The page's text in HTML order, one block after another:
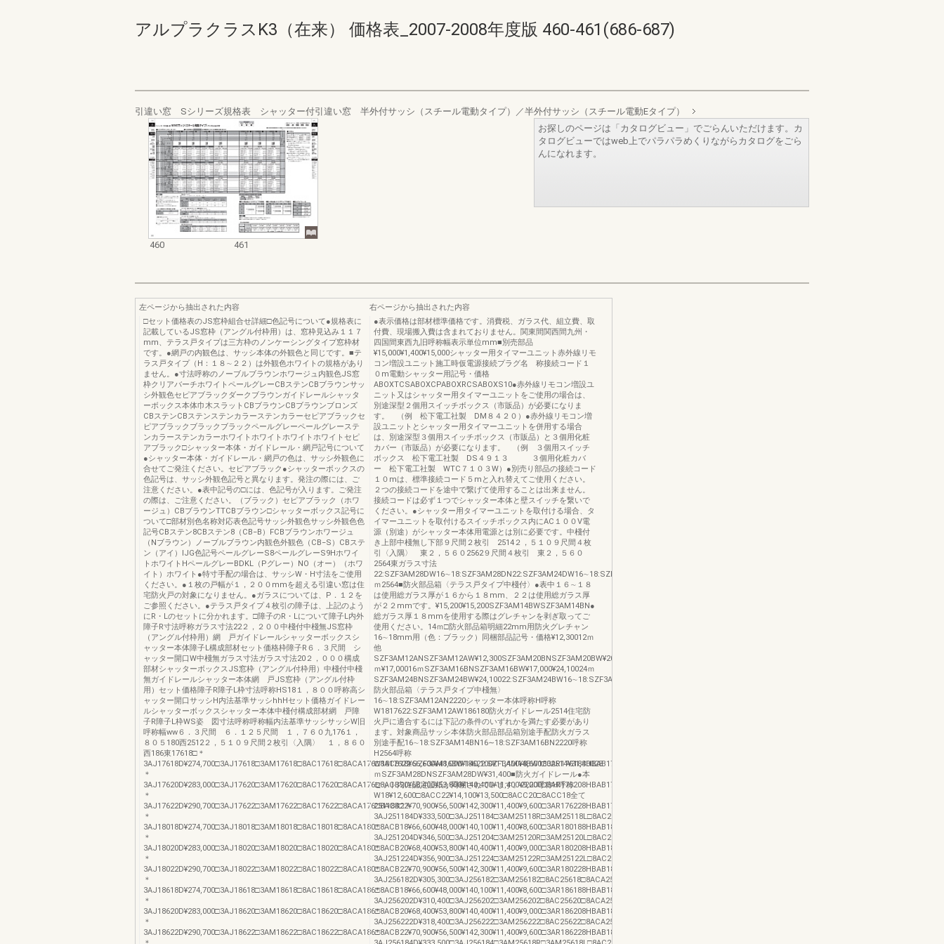
アルプラクラスK3（在来） 価格表_2007-2008年度版 460-461(686-687)
引違い窓 Sシリーズ規格表 シャッター付引違い窓 半外付サッシ（スチール電動タイプ）／半外付サッシ（スチール電動Eタイプ）
460 461
お探しのページは「カタログビュー」でごらんいただけます。カ
タログビューではweb上でパラパラめくりながらカタログをごら
んになれます。
左ページから抽出された内容
□セット価格表のJS窓枠組合せ詳細□色記号について●規格表に
記載しているJS窓枠（アングル付枠用）は、窓枠見込み１１７
mm、テラス戸タイプは三方枠のノンケーシングタイプ窓枠材
です。●網戸の内観色は、サッシ本体の外観色と同じです。■テ
ラス戸タイプ（H：１８∼２２）は外観色ホワイトの規格があり
ません。●寸法呼称のノーブルブラウンホワージュ内観色JS窓
枠クリアバーチホワイトペールグレーCBステンCBブラウンサッ
シ外観色セピアブラックダークブラウンガイドレールシャッタ
ーボックス本体巾木スラットCBブラウンCBブラウンブロンズ
CBステンCBステンステンカラーステンカラーセピアブラックセ
ピアブラックブラックブラックペールグレーペールグレーステ
ンカラーステンカラーホワイトホワイトホワイトホワイトセピ
アブラック□シャッター本体・ガイドレール・網戸記号について
●シャッター本体・ガイドレール・網戸の色は、サッシ外観色に
合せてご発注ください。セピアブラック●シャッターボックスの
色記号は、サッシ外観色記号と異なります。発注の際には、ご
注意ください。●表中記号の□には、色記号が入ります。ご発注
の際は、ご注意ください。（ブラック）セピアブラック（ホワ
ージュ）CBブラウンTTCBブラウン□シャッターボックス記号に
ついて□部材別色名称対応表色記号サッシ外観色サッシ外観色色
記号CBステン8CBステン8（CB−B）FCBブラウンホワージュ
（Nブラウン）ノーブルブラウン内観色外観色（CB−S）CBステ
ン（アイ）IJG色記号ペールグレーS8ペールグレーS9Hホワイ
トホワイトHペールグレーBDKL（Pグレー）NO（オー）（ホワ
イト）ホワイト●特寸手配の場合は、サッシW・H寸法をご使用
ください。●１枚の戸幅が１，２００mmを超える引違い窓は住
宅防火戸の対象になりません。●ガラスについては、P．１２を
ご参照ください。●テラス戸タイプ４枚引の障子は、上記のよう
にR・Lのセットに分かれます。□障子のR・Lについて障子L内外
障子R寸法呼称ガラス寸法22２，２００中棧付中棧無JS窓枠
（アングル付枠用）網 戸ガイドレールシャッターボックスシ
ャッター本体障子L構成部材セット価格枠障子R６．３尺間 シ
ャッター開口W中棧無ガラス寸法ガラス寸法20２，０００構成
部材シャッターボックスJS窓枠（アングル付枠用）中棧付中棧
無ガイドレールシャッター本体網 戸JS窓枠（アングル付枠
用）セット価格障子R障子L枠寸法呼称HS18１，８００呼称高シ
ャッター開口サッシH内法基準サッシhhHセット価格ガイドレー
ルシャッターボックスシャッター本体中棧付構成部材網 戸障
子R障子L枠WS姿 図寸法呼称呼称幅内法基準サッシサッシW旧
呼称幅ww６．３尺間 ６．１２５尺間 １，７６０九176１，
８０５180西2512２，５１０９尺間２枚引〈入隅〉 １，８６０
西186東17618□＊
3AJ17618D¥274,700□3AJ17618□3AM17618□8AC17618□8ACA176□8ACB18¥66,600¥48,000¥140,100¥11,400¥8,600□3AR176188HBAB17618¥13,300¥16,30017620□
＊
3AJ17620D¥283,000□3AJ17620□3AM17620□8AC17620□8ACA176□8ACB20¥68,400¥53,800¥140,400¥11,400¥9,000□3AR176208HBAB17620¥14,400¥17,70017622□
＊
3AJ17622D¥290,700□3AJ17622□3AM17622□8AC17622□8ACA176□8ACB22¥70,900¥56,500¥142,300¥11,400¥9,600□3AR176228HBAB17622¥16,000¥24,10018018□
＊
3AJ18018D¥274,700□3AJ18018□3AM18018□8AC18018□8ACA180□8ACB18¥66,600¥48,000¥140,100¥11,400¥8,600□3AR180188HBAB18018¥13,300¥16,30018020□
＊
3AJ18020D¥283,000□3AJ18020□3AM18020□8AC18020□8ACA180□8ACB20¥68,400¥53,800¥140,400¥11,400¥9,000□3AR180208HBAB18020¥14,400¥17,70018022□
＊
3AJ18022D¥290,700□3AJ18022□3AM18022□8AC18022□8ACA180□8ACB22¥70,900¥56,500¥142,300¥11,400¥9,600□3AR180228HBAB18022¥16,000¥24,10018618□
＊
3AJ18618D¥274,700□3AJ18618□3AM18618□8AC18618□8ACA186□8ACB18¥66,600¥48,000¥140,100¥11,400¥8,600□3AR186188HBAB18618¥13,300¥16,30018620□
＊
3AJ18620D¥283,000□3AJ18620□3AM18620□8AC18620□8ACA186□8ACB20¥68,400¥53,800¥140,400¥11,400¥9,000□3AR186208HBAB18620¥14,400¥17,70018622□
＊
3AJ18622D¥290,700□3AJ18622□3AM18622□8AC18622□8ACA186□8ACB22¥70,900¥56,500¥142,300¥11,400¥9,600□3AR186228HBAB18622¥16,000¥24,100251182□
右ページから抽出された内容
●表示価格は部材標準価格です。消費税、ガラス代、組立費、取
付費、現場搬入費は含まれておりません。関東間関西間九州・
四国間東西九旧呼称幅表示単位mm■別売部品
¥15,000¥1,400¥15,000シャッター用タイマーユニット赤外線リモ
コン増設ユニット施工時仮電源接続プラグ名 称接続コード１
０m電動シャッター用記号・価格
ABOXTCSABOXCPABOXRCSABOXS10●赤外線リモコン増設ユ
ニット又はシャッター用タイマーユニットをご使用の場合は、
別途深型２個用スイッチボックス（市販品）が必要になりま
す。 （例 松下電工社製 DM８４２０）●赤外線リモコン増
設ユニットとシャッター用タイマーユニットを併用する場合
は、別途深型３個用スイッチボックス（市販品）と３個用化粧
カバー（市販品）が必要になります。 （例 ３個用スイッチ
ボックス 松下電工社製 DS４９１３ ３個用化粧カバ
ー 松下電工社製 WTC７１０３W）●別売り部品の接続コード
１０mは、標準接続コード５mと入れ替えてご使用ください。
２つの接続コードを途中で繋げて使用することは出来ません。
接続コードは必ず１つでシャッター本体と壁スイッチを繋いで
ください。●シャッター用タイマーユニットを取付ける場合、タ
イマーユニットを取付けるスイッチボックス内にAC１００V電
源（別途）がシャッター本体用電源とは別に必要です。中棧付
き上部中棧無し下部９尺間２枚引 2514２，５１０９尺間４枚
引〈入隅〉 東２，５６０2562９尺間４枚引 東２，５６０
2564東ガラス寸法
22:SZF3AM28DW16∼18:SZF3AM28DN22:SZF3AM24DW16∼18:SZF3AM24DN¥27,800¥27,800SZF3AM24DWSZF3AM24DN24
ｍ2564■防火部品箱〈テラス戸タイプ中棧付〉●表中１６∼１８
は使用総ガラス厚が１６から１８mm、２２は使用総ガラス厚
が２２mmです。¥15,200¥15,200SZF3AM14BWSZF3AM14BN●
総ガラス厚１８mmを使用する際はグレチャンを剥ぎ取ってご
使用ください。14ｍ□防火部品箱明細22mm用防火グレチャン
16∼18mm用（色：ブラック）同梱部品記号・価格¥12,30012ｍ
他
SZF3AM12ANSZF3AM12AW¥12,300SZF3AM20BNSZF3AM20BW¥20,500¥20,50020
ｍ¥17,00016ｍSZF3AM16BNSZF3AM16BW¥17,000¥24,10024ｍ
SZF3AM24BNSZF3AM24BW¥24,10022:SZF3AM24BW16∼18:SZF3AM24BN22:SZF3AM20BW16∼18:SZF3AM20BN■
防火部品箱〈テラス戸タイプ中棧無〉
16∼18:SZF3AM12AN2220シャッター本体呼称H呼称
W1817622:SZF3AM12AW186180防火ガイドレール2514住宅防
火戸に適合するには下記の条件のいずれかを満たす必要があり
ます。対象商品サッシ本体防火部品部品箱別途手配防火ガラス
別途手配16∼18:SZF3AM14BN16∼18:SZF3AM16BN2220呼称
H2564呼称
W1817622:SZF3AM16BW18622:SZF3AM14BW1802514¥31,40028
ｍSZF3AM28DNSZF3AM28DW¥31,400■防火ガイドレール●本
セット内に認定証紙が同梱されています。2220呼称H呼称
W18¥12,600□8ACC22¥14,100¥13,500□8ACC20□8ACC18全て
251184□＊
＊
＊
＊
＊
＊
＊